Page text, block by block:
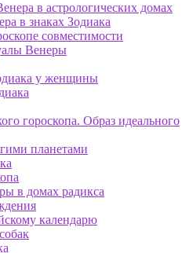
в астрологических домах
в знаках Зодиака
совместимости
Венеры
у женщины
гороскопа. Образ идеального
планетами
в домах радикса
календарю